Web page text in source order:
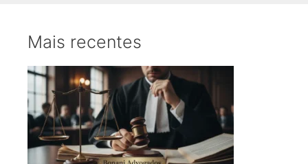
Mais recentes